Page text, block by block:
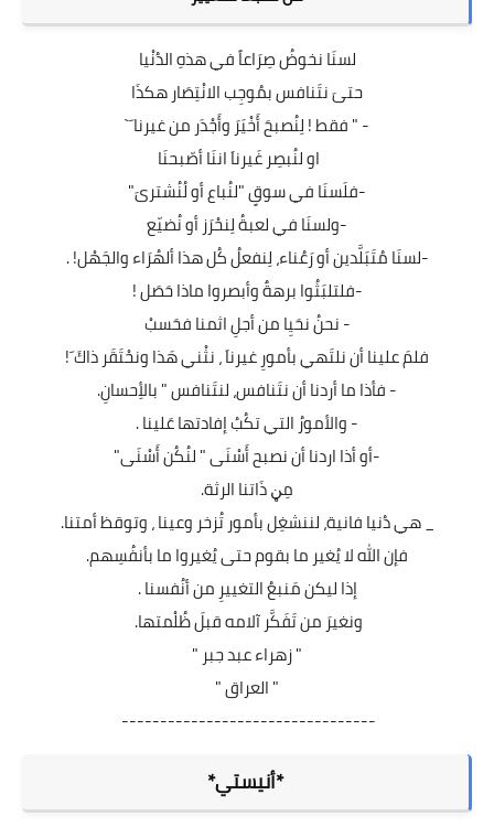
لسنَا نخوضُ صِرَاعاً في هذهِ الدُنْيا
حتىَ نتَنافس بمُوجِب الانْتِصَار هكذَا
- " فقط ! لِنُصبحَ أَخْيَرَ وأَجْدَر من غيرنا َ`
او لنُبصِر غَيرناَ اننَا أصّبحنَا
-فلَسنَا في سوقٍ "لنُباع أو لُنُشترىَ"
-ولسنَا في لعبةُ لِنحْرَز أو نُضيّع
-لسنَا مُتَبَلَّدين أو رَعُناء، لِنفعلُ كُل هذا ألهُرَاء والجَهْل! .
-فلتلبَثُوا برهةٌ وأبصروا ماذا حَصَل !
- نحنُ نحَيِا من أجلِ اثمنا فحَسبْ
فلمَ علينا أن نلتَهي بأمورِ غيرناَ ، نثْني هَذا ونحْتَقَر ذاكَ َ!
- فأذا ما أردنا أن نتَنافس، لنتَنافس " بالأِحسانِ.
- والأمورُ التي تكُبُ إفادتها عَلينا .
-أو أذا اردنا أن نصبح أَسْنَى " لنُكُن أَسْنَى"
مِڼ ذَاتنا الرثة.
_ هي دُنيا فانية، لننشغِل بأمور تُزخر وعينا ، وتوقظ أمتنا.
فإن الله لا يُغير ما بقوم حتى يُغيروا ما بأنفُسِهم.
إذا ليكن مَنبعُ التغييرِ من أنُفسنا .
ونغيرَ من تَفَكَّر آلامه قبلَ ظُلْمتها.
" زهراء عبد جبر "
" العراق "
---------------------------------
*أنيستي*